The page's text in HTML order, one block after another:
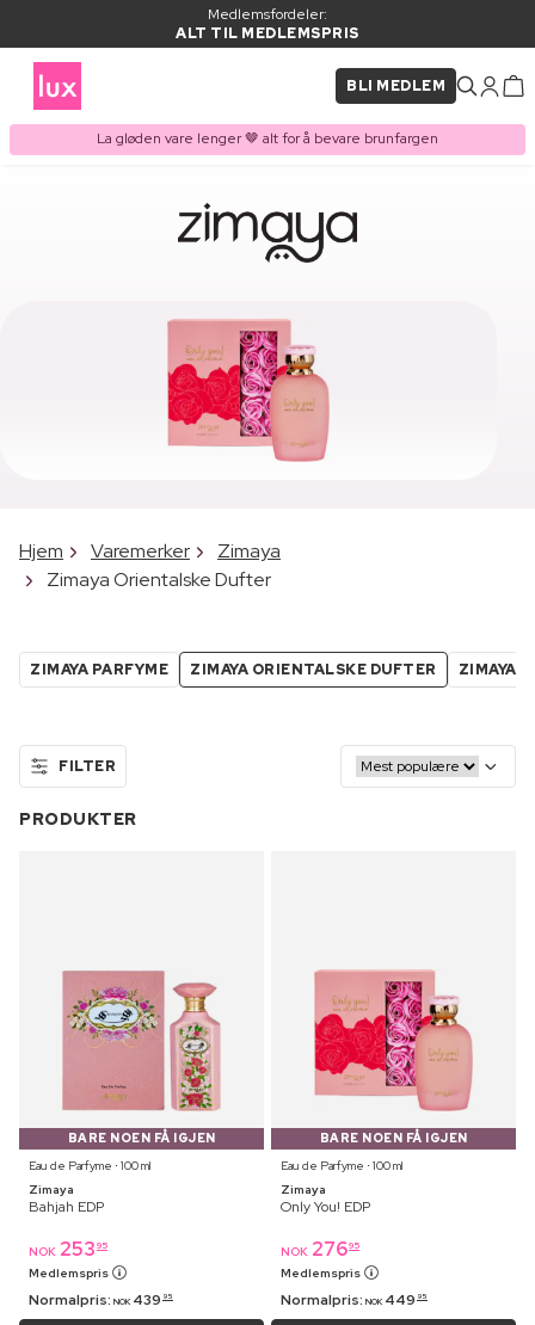
Medlemsfordeler:
ALT TIL MEDLEMSPRIS
BLI MEDLEM
La gløden vare lenger 🤎 alt for å bevare brunfargen
Hjem Varemerker
Zimaya
Zimaya Orientalske Dufter
ZIMAYA PARFYME ZIMAYA ORIENTALSKE DUFTER ZIMAYA
FILTER
PRODUKTER
BARE NOEN FÅ IGJEN
Eau de Parfyme ⋅ 100 ml
Zimaya
Bahjah EDP
NOK 253 95
Medlemspris
Normalpris: NOK 439 95
BARE NOEN FÅ IGJEN
Eau de Parfyme ⋅ 100 ml
Zimaya
Only You! EDP
NOK 27695
Medlemspris
Normalpris: NOK 449 95